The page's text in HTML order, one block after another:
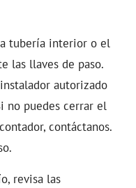
tubería interior o el
las llaves de paso.
autorizado
no puedes cerrar el
contáctanos.
revisa las